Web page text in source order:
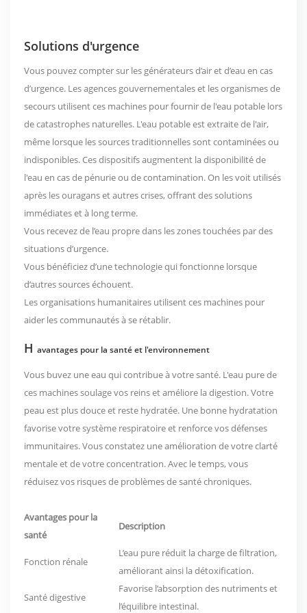
Solutions d'urgence
Vous pouvez compter sur les générateurs d’air et d’eau en cas
d’urgence. Les agences gouvernementales et les organismes de
secours utilisent ces machines pour fournir de l'eau potable lors
de catastrophes naturelles. L'eau potable est extraite de l'air,
même lorsque les sources traditionnelles sont contaminées ou
indisponibles. Ces dispositifs augmentent la disponibilité de
l'eau en cas de pénurie ou de contamination. On les voit utilisés
après les ouragans et autres crises, offrant des solutions
immédiates et à long terme.
Vous recevez de l’eau propre dans les zones touchées par des
situations d’urgence.
Vous bénéficiez d’une technologie qui fonctionne lorsque
d’autres sources échouent.
Les organisations humanitaires utilisent ces machines pour
aider les communautés à se rétablir.
H avantages pour la santé et l'environnement
Vous buvez une eau qui contribue à votre santé. L'eau pure de
ces machines soulage vos reins et améliore la digestion. Votre
peau est plus douce et reste hydratée. Une bonne hydratation
favorise votre système respiratoire et renforce vos défenses
immunitaires. Vous constatez une amélioration de votre clarté
mentale et de votre concentration. Avec le temps, vous
réduisez vos risques de problèmes de santé chroniques.
Avantages pour la
santé
Description
Fonction rénale
L’eau pure réduit la charge de filtration,
améliorant ainsi la détoxification.
Santé digestive
Favorise l’absorption des nutriments et
l’équilibre intestinal.